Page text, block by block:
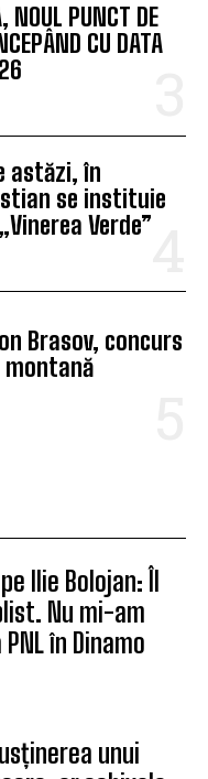
NOUL PUNCT DE
CU DATA
astăzi, în
se instituie
Verde”
Brasov, concurs
montană
Ilie Bolojan: Îl
Nu mi-am
în Dinamo
unui